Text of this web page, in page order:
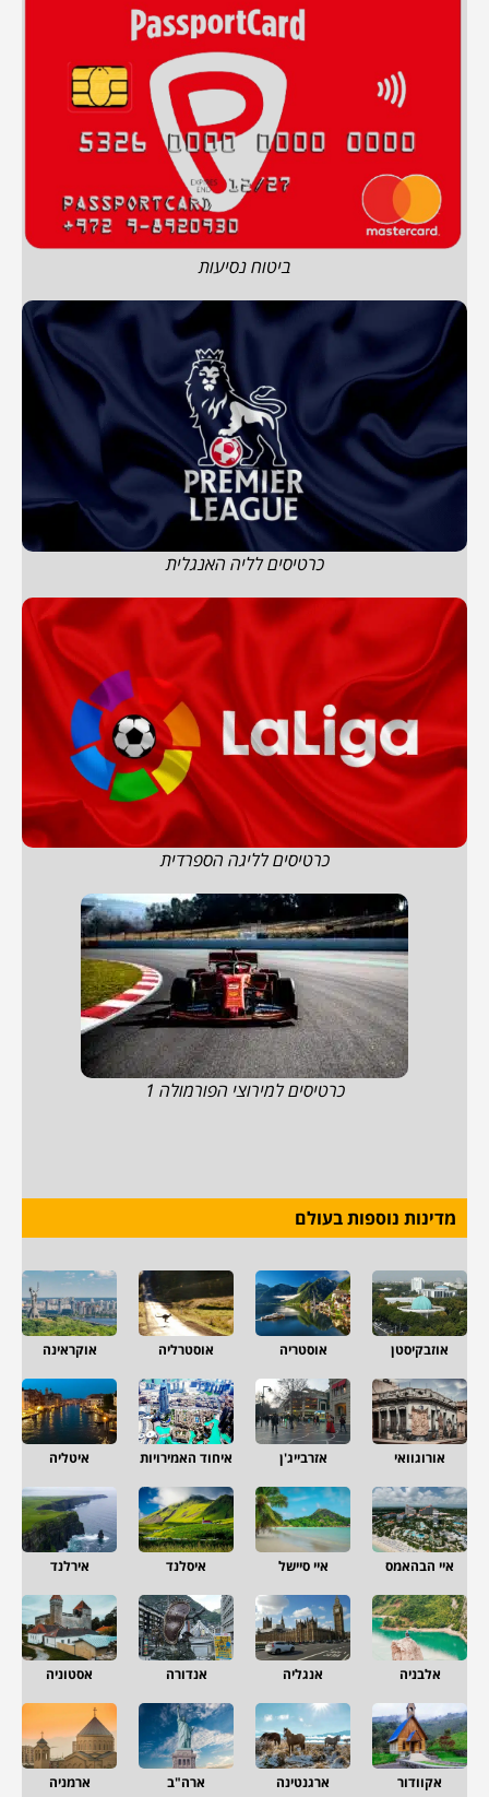
ביטוח נסיעות
כרטיסים לליה האנגלית
כרטיסים לליגה הספרדית
כרטיסים למירוצי הפורמולה 1
מדינות נוספות בעולם
אוזבקיסטן אוסטריה אוסטרליה אוקראינה
אורוגוואי אזרבייג'ן איחוד האמירויות איטליה
איי הבהאמס איי סיישל איסלנד אירלנד
אלבניה אנגליה אנדורה אסטוניה
אקוודור ארגנטינה ארה"ב ארמניה